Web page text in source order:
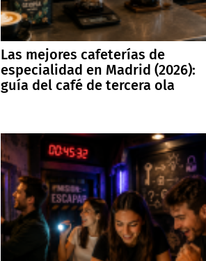
Las mejores cafeterías de
especialidad en Madrid (2026):
guía del café de tercera ola